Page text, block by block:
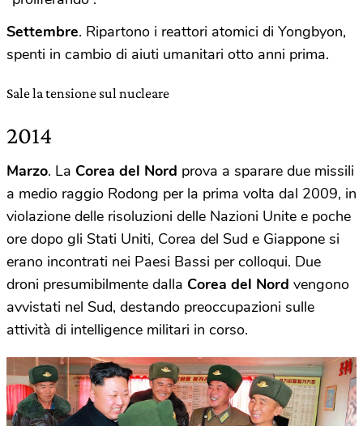
Settembre. Ripartono i reattori atomici di Yongbyon,
spenti in cambio di aiuti umanitari otto anni prima.
Sale la tensione sul nucleare
2014
Marzo. La Corea del Nord prova a sparare due missili
a medio raggio Rodong per la prima volta dal 2009, in
violazione delle risoluzioni delle Nazioni Unite e poche
ore dopo gli Stati Uniti, Corea del Sud e Giappone si
erano incontrati nei Paesi Bassi per colloqui. Due
droni presumibilmente dalla Corea del Nord vengono
avvistati nel Sud, destando preoccupazioni sulle
attività di intelligence militari in corso.